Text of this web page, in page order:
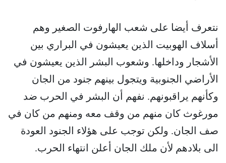
نتعرف أيضا على شعب الهارفوت الصغير وهم
أسلاف الهوبيت الذين يعيشون في البراري بين
الأشجار وداخلها. وشعوب البشر الذين يعيشون في
الأراضي الجنوبية ويتجول بينهم جنود من الجان
وكأنهم يراقبونهم. نفهم أن البشر في الحرب ضد
مورغوث كان منهم من وقف معه ومنهم من كان في
صف الجان. ولكن توجب على هؤلاء الجنود العودة
الى بلادهم لأن ملك الجان أعلن انتهاء الحرب.